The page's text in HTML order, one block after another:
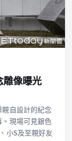
雕像曝光
親自設計的紀念
現場可見銀色
小S及至親好友